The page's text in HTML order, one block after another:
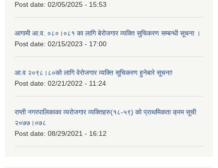
Post date: 02/05/2025 - 15:53
आगामी आ.व. ०८०।०८१ का लागि बेरोजगार व्यक्ति सुचिकरण सम्बन्धी सूचना ।
Post date: 02/15/2023 - 17:00
आ.व २०९८।८०को लागि वेरोजगार व्यक्ति सूचिकरण हुनेबारे सूचना!
Post date: 02/21/2022 - 11:24
राप्ती नगरपालिकाका व्यरोजगार व्यक्तिहरु(१८-५९) को प्राथमिकता क्रम सूची
२०७७।०७८
Post date: 08/29/2021 - 16:12